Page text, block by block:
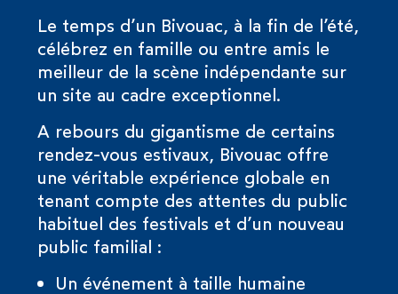
Le temps d’un Bivouac, à la fin de l’été,
célébrez en famille ou entre amis le
meilleur de la scène indépendante sur
un site au cadre exceptionnel.
A rebours du gigantisme de certains
rendez-vous estivaux, Bivouac offre
une véritable expérience globale en
tenant compte des attentes du public
habituel des festivals et d’un nouveau
public familial :
Un événement à taille humaine